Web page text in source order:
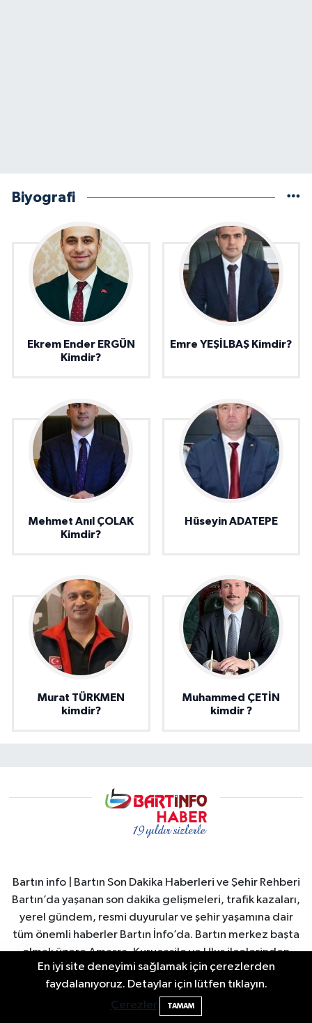
Biyografi
Ekrem Ender ERGÜN
Kimdir?
Emre YEŞİLBAŞ Kimdir?
Mehmet Anıl ÇOLAK
Kimdir?
Hüseyin ADATEPE
Murat TÜRKMEN
kimdir?
Muhammed ÇETİN
kimdir ?
Bartın info | Bartın Son Dakika Haberleri ve Şehir Rehberi
Bartın’da yaşanan son dakika gelişmeleri, trafik kazaları,
yerel gündem, resmi duyurular ve şehir yaşamına dair
tüm önemli haberler Bartın İnfo’da. Bartın merkez başta
olmak üzere Amasra, Kurucaşile ve Ulus ilçelerinden
güncel haberler hızlı ve güvenilir şekilde okuyuculara
ulaştırılır. Bartın Valiliği ve Bartın Belediyesi duyuruları,
şehirdeki sosyal yaşam, turizm gelişmeleri, ekonomi ve
En iyi site deneyimi sağlamak için çerezlerden
faydalanıyoruz. Detaylar için lütfen tıklayın.
Çerezler
TAMAM
Valiliğin yasağına rağmen denize giren
hakem boğuldu